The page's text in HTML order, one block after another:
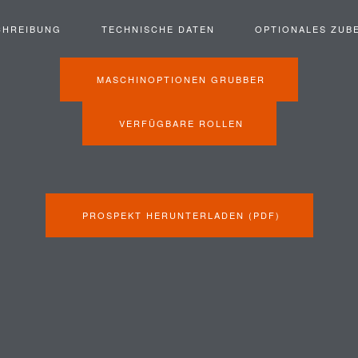
TECHNISCHE DATEN OPTIONALES
MASCHINOPTIONEN GRUBBER
VERFÜGBARE ROLLEN
PROSPEKT HERUNTERLADEN (PDF)